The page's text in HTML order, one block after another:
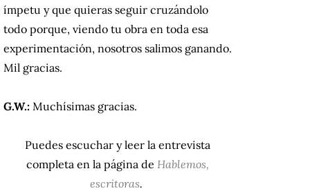
ímpetu y que quieras seguir cruzándolo
todo porque, viendo tu obra en toda esa
experimentación, nosotros salimos ganando.
Mil gracias.
G.W.: Muchísimas gracias.
Puedes escuchar y leer la entrevista
completa en la página de Hablemos,
escritoras.